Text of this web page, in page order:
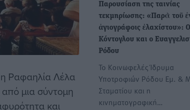
Ραφαηλία Λέλα
μια σύντομη
και
Παρουσίαση της ταινίας
τεκμηρίωσης: «Παρὰ τοῦ
ἁγιογράφοις ἐλαχίστου»:
Κόντογλου και ο
Ρόδου
Το Κοινωφελές Ίδρυμα
Υποτροφιών Ρόδου Εμ. &
Σταματίου και η
κινηματογραφική…